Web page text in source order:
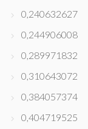
0,240632627
0,244906008
0,289971832
0,310643072
0,384057374
0,404719525